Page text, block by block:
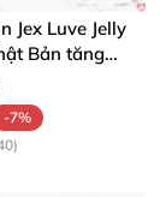
là chìa khóa
vẹn.
từ Chúng
Jex Luve Jelly
Bản tăng
dễ sử dụng
-7%